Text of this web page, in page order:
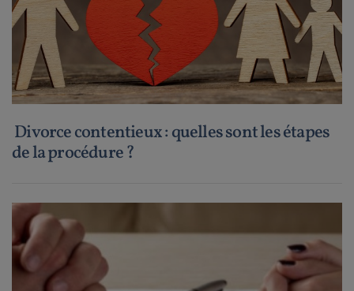
Divorce contentieux : quelles sont les étapes
de la procédure ?